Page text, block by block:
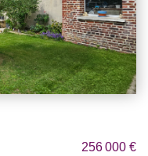
256 000 €